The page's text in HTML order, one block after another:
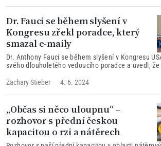
Dr. Fauci se během slyšení v
Kongresu zřekl poradce, který
smazal e-maily
Dr. Anthony Fauci se během slyšení v Kongresu
svého dlouholetého vedoucího poradce a uvedl,
upravil tiskovou zprávu příjemce vládního grantu.
Zachary Stieber 4. 6. 2024
„Občas si něco uloupnu“ –
rozhovor s přední českou
kapacitou o rzi a nátěrech